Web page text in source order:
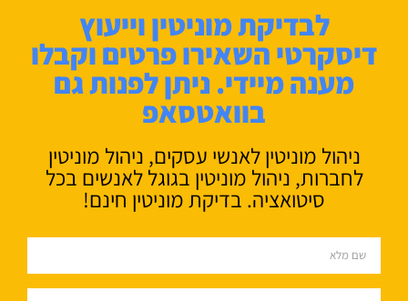
לבדיקת מוניטין וייעוץ
דיסקרטי השאירו פרטים וקבלו
מענה מיידי. ניתן לפנות גם
בוואטסאפ
ניהול מוניטין לאנשי עסקים, ניהול מוניטין
לחברות, ניהול מוניטין בגוגל לאנשים בכל
סיטואציה. בדיקת מוניטין חינם!